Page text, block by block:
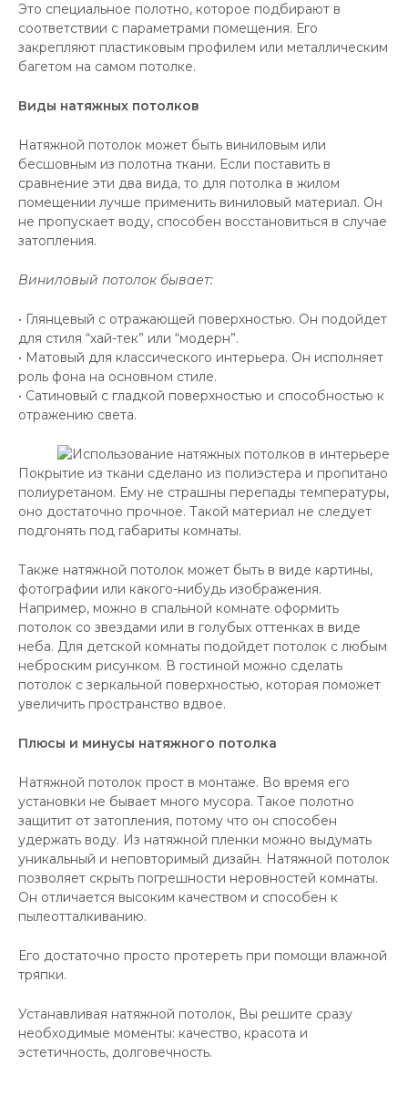
Это специальное полотно, которое подбирают в
соответствии с параметрами помещения. Его
закрепляют пластиковым профилем или металлическим
багетом на самом потолке.
Виды натяжных потолков
Натяжной потолок может быть виниловым или
бесшовным из полотна ткани. Если поставить в
сравнение эти два вида, то для потолка в жилом
помещении лучше применить виниловый материал. Он
не пропускает воду, способен восстановиться в случае
затопления.
Виниловый потолок бывает:
• Глянцевый с отражающей поверхностью. Он подойдет
для стиля “хай-тек” или “модерн”.
• Матовый для классического интерьера. Он исполняет
роль фона на основном стиле.
• Сатиновый с гладкой поверхностью и способностью к
отражению света.
Покрытие из ткани сделано из полиэстера и пропитано
полиуретаном. Ему не страшны перепады температуры,
оно достаточно прочное. Такой материал не следует
подгонять под габариты комнаты.
Также натяжной потолок может быть в виде картины,
фотографии или какого-нибудь изображения.
Например, можно в спальной комнате оформить
потолок со звездами или в голубых оттенках в виде
неба. Для детской комнаты подойдет потолок с любым
неброским рисунком. В гостиной можно сделать
потолок с зеркальной поверхностью, которая поможет
увеличить пространство вдвое.
Плюсы и минусы натяжного потолка
Натяжной потолок прост в монтаже. Во время его
установки не бывает много мусора. Такое полотно
защитит от затопления, потому что он способен
удержать воду. Из натяжной пленки можно выдумать
уникальный и неповторимый дизайн. Натяжной потолок
позволяет скрыть погрешности неровностей комнаты.
Он отличается высоким качеством и способен к
пылеотталкиванию.
Его достаточно просто протереть при помощи влажной
тряпки.
Устанавливая натяжной потолок, Вы решите сразу
необходимые моменты: качество, красота и
эстетичность, долговечность.